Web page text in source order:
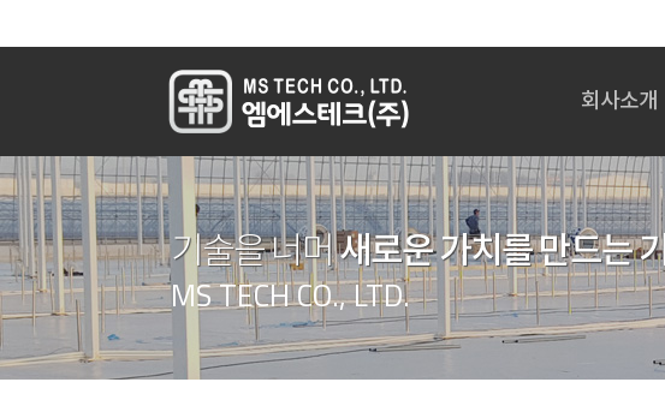
회사소개
인사말
회사개요
회사연혁
임원진 주요경력
조직도
인증현황
기술을 너머새로운 가치를 만드는
MS TECH CO., LTD.